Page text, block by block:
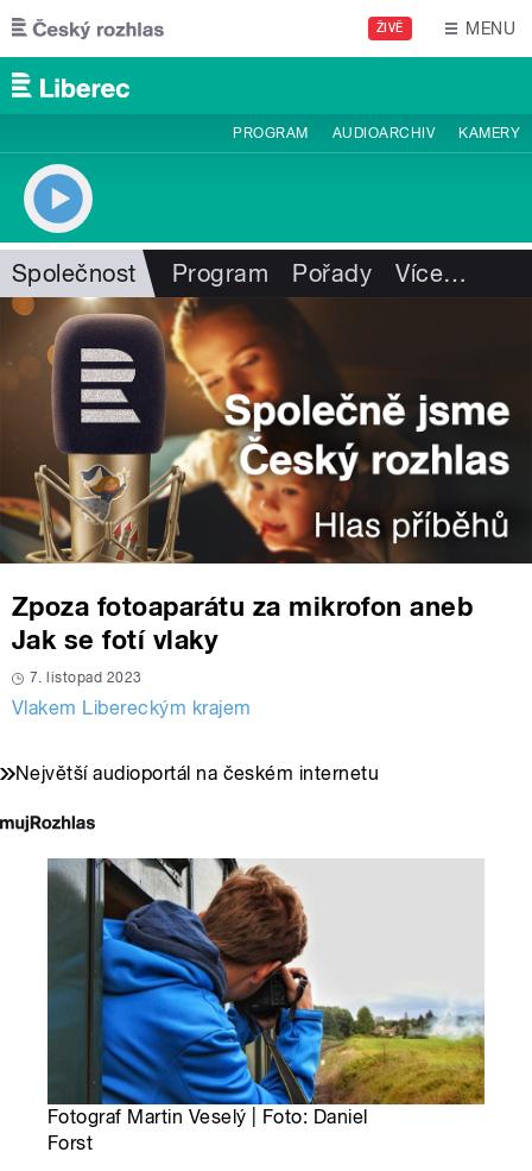
Přejít k hlavnímu obsahu
ŽIVĚ MENU
PROGRAM AUDIOARCHIV KAMERY
Společnost Program Pořady Více…
Zpoza fotoaparátu za mikrofon aneb
Jak se fotí vlaky
7. listopad 2023
Vlakem Libereckým krajem
Největší audioportál na českém internetu
Fotograf Martin Veselý | Foto: Daniel
Forst